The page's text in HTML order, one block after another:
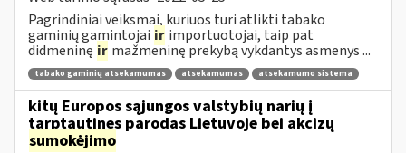
Pagrindiniai veiksmai, kuriuos turi atlikti tabako
gaminių gamintojai ir importuotojai, taip pat
didmeninę ir mažmeninę prekybą vykdantys asmenys ...
tabako gaminių atsekamumas atsekamumas atsekamumo sistema
kitų Europos sąjungos valstybių narių į
tarptautines parodas Lietuvoje bei akcizų
sumokėjimo